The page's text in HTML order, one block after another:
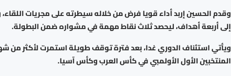
وقدم الحسين إربد أداء قويا فرض من خلاله سيطرته على مجريات
إلى أربعة أهداف، ليحصد ثلاث نقاط مهمة في مشواره ضمن البطولة.
ويأتي استئناف الدوري غدا، بعد فترة توقف طويلة استمرت لأكثر من
المنتخبين الأول الأولمبي في كأس العرب وكأس آسيا.